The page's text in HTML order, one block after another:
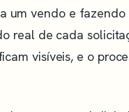
um vendo e fazendo
real de cada
visíveis, e o